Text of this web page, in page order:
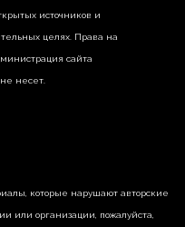
источников и
целях. Права на
сайта
несет.
которые нарушают авторские
или организации, пожалуйста,